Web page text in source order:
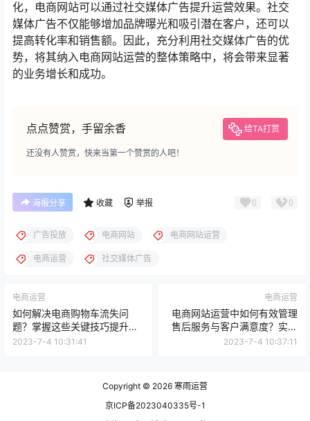
化，电商网站可以通过社交媒体广告提升运营效果。社交
媒体广告不仅能够增加品牌曝光和吸引潜在客户，还可以
提高转化率和销售额。因此，充分利用社交媒体广告的优
势，将其纳入电商网站运营的整体策略中，将会带来显著
的业务增长和成功。
点点赞赏，手留余香 给TA打赏
还没有人赞赏，快来当第一个赞赏的人吧！
海报分享 收藏 举报 0 0
广告投放 电商网站 电商网站运营
电商运营 社交媒体广告
电商运营
如何解决电商购物车流失问
题？掌握这些关键技巧提升转
化率！
2023-7-4 10:31:41
电商运营
电商网站运营中如何有效管理
售后服务与客户满意度？实用
技巧全解析！
2023-7-4 10:37:11
Copyright © 2026 寒雨运营
京ICP备2023040335号-1